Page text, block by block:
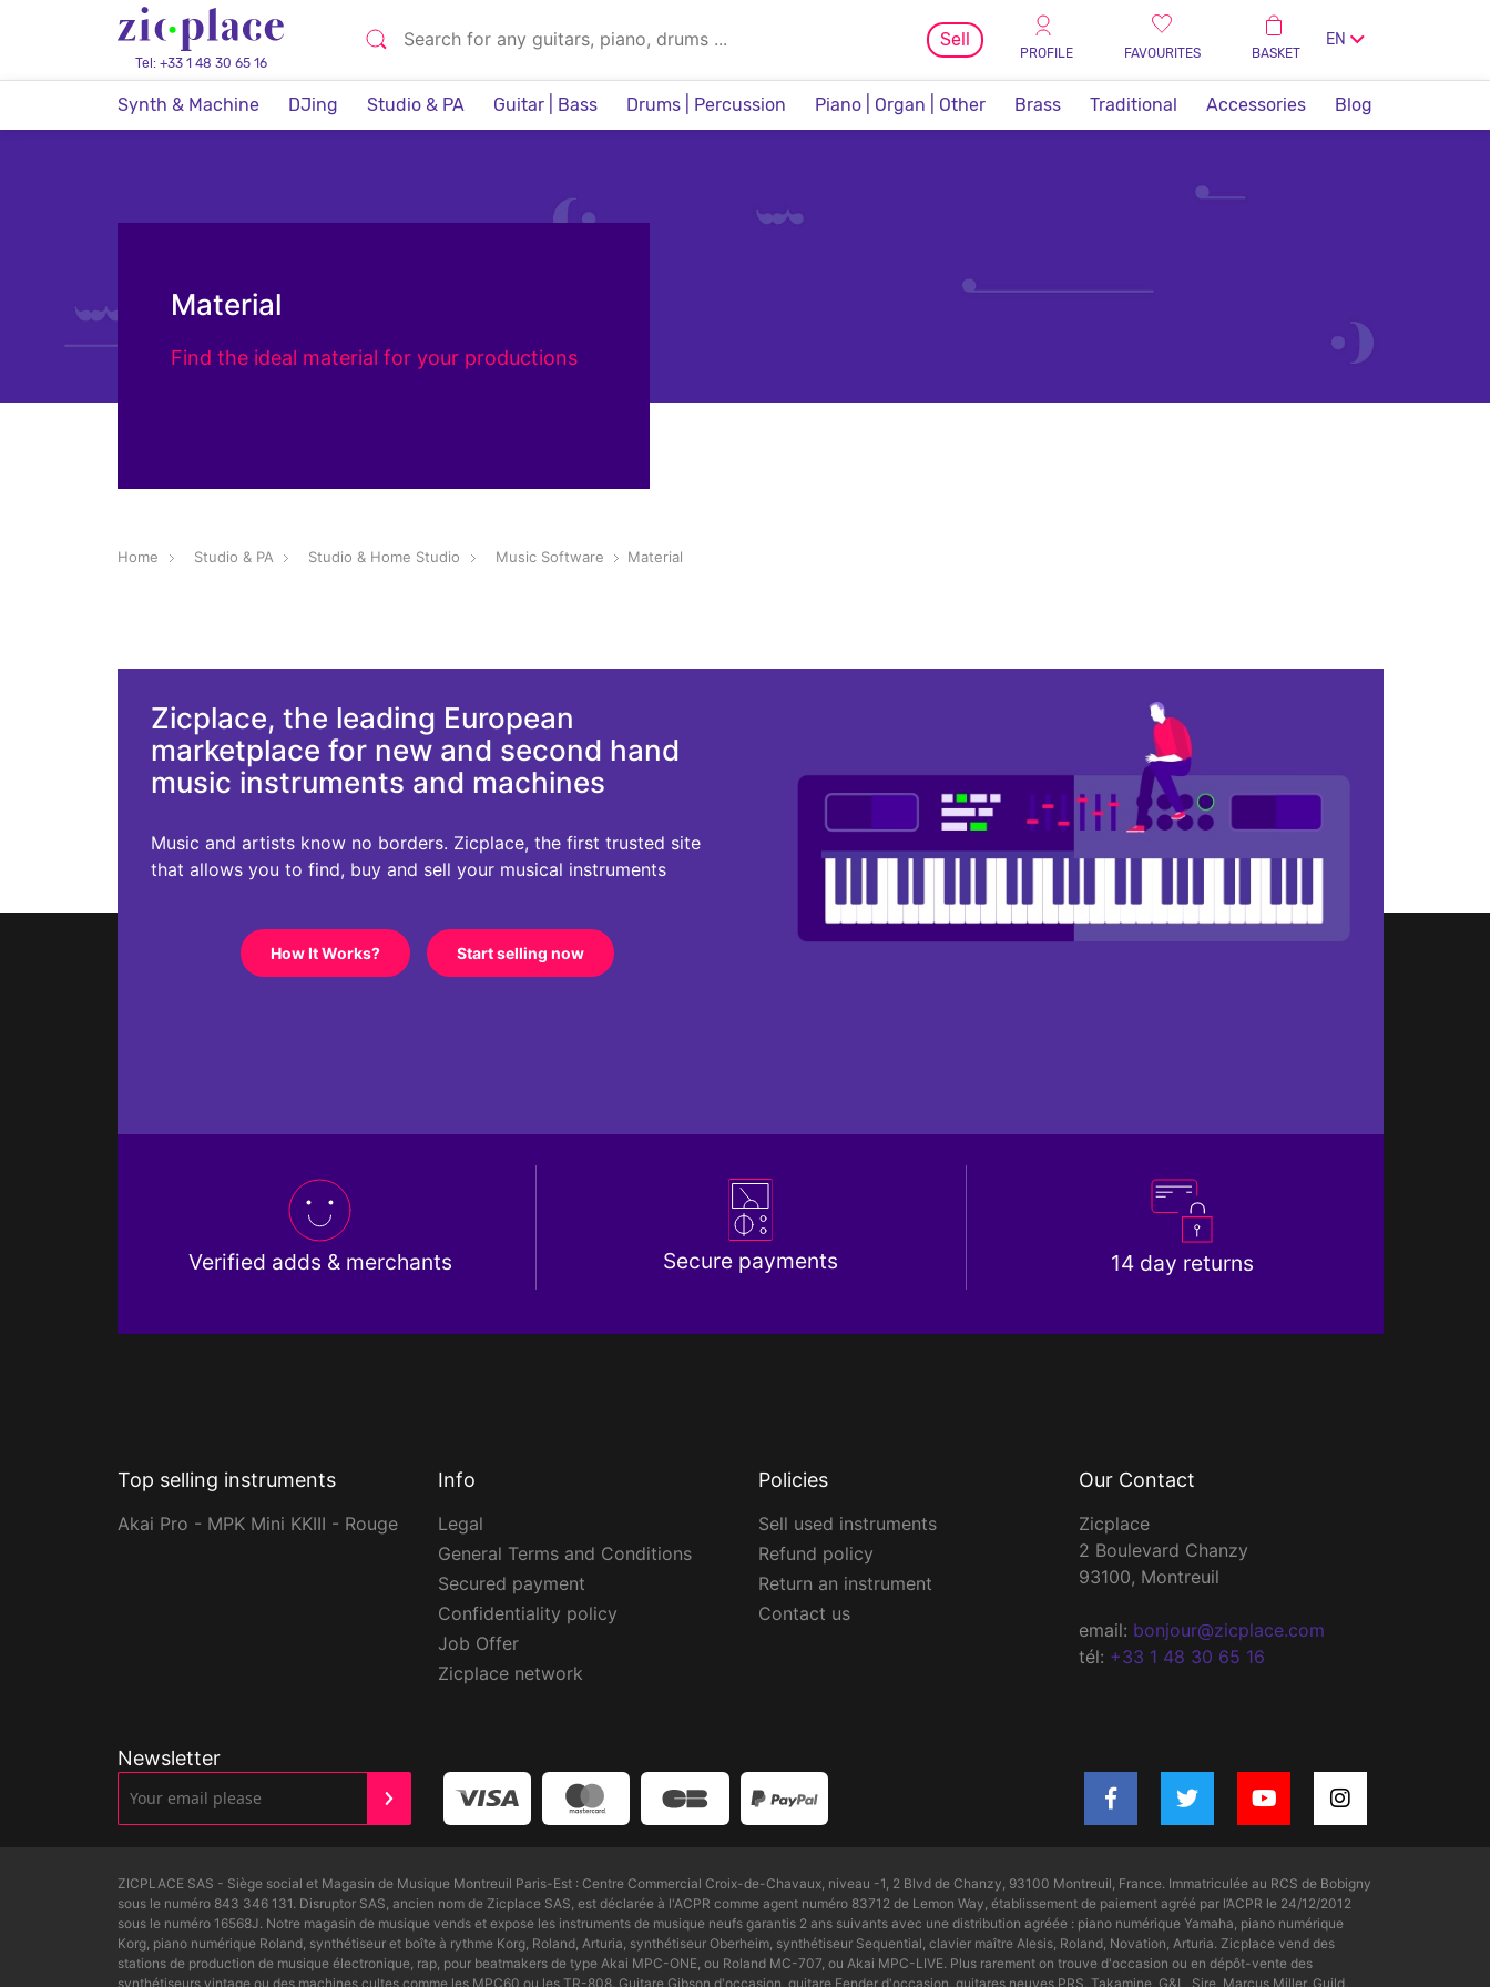
Tel: +33 1 48 30 65 16
Sell
PROFILE FAVOURITES BASKET
EN
Synth & Machine DJing Studio & PA Guitar | Bass Drums | Percussion Piano | Organ | Other Brass Traditional Accessories Blog
Material
Find the ideal material for your productions
Home Studio & PA Studio & Home Studio Music Software Material
Zicplace, the leading European
marketplace for new and second hand
music instruments and machines
Music and artists know no borders. Zicplace, the first trusted site
that allows you to find, buy and sell your musical instruments
How It Works? Start selling now
Verified adds & merchants Secure payments 14 day returns
Top selling instruments
Akai Pro - MPK Mini KKIII - Rouge
Info
Legal
General Terms and Conditions
Secured payment
Confidentiality policy
Job Offer
Zicplace network
Policies
Sell used instruments
Refund policy
Return an instrument
Contact us
Our Contact
Zicplace
2 Boulevard Chanzy
93100, Montreuil
email: bonjour@zicplace.com
tél: +33 1 48 30 65 16
Newsletter
ZICPLACE SAS - Siège social et Magasin de Musique Montreuil Paris-Est : Centre Commercial Croix-de-Chavaux, niveau -1, 2 Blvd de Chanzy, 93100 Montreuil, France. Immatriculée au RCS de Bobigny
sous le numéro 843 346 131. Disruptor SAS, ancien nom de Zicplace SAS, est déclarée à l'ACPR comme agent numéro 83712 de Lemon Way, établissement de paiement agréé par l’ACPR le 24/12/2012
sous le numéro 16568J. Notre magasin de musique vends et expose les instruments de musique neufs garantis 2 ans suivants avec une distribution agréée : piano numérique Yamaha, piano numérique
Korg, piano numérique Roland, synthétiseur et boîte à rythme Korg, Roland, Arturia, synthétiseur Oberheim, synthétiseur Sequential, clavier maître Alesis, Roland, Novation, Arturia. Zicplace vend des
stations de production de musique électronique, rap, pour beatmakers de type Akai MPC-ONE, ou Roland MC-707, ou Akai MPC-LIVE. Plus rarement on trouve d'occasion ou en dépôt-vente des
synthétiseurs vintage ou des machines cultes comme les MPC60 ou les TR-808. Guitare Gibson d'occasion, guitare Fender d'occasion, guitares neuves PRS, Takamine, G&L, Sire, Marcus Miller, Guild,